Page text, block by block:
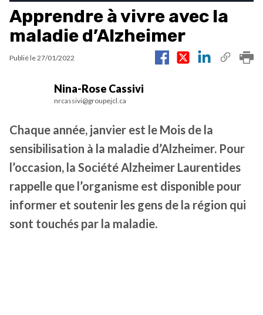
Apprendre à vivre avec la
maladie d’Alzheimer
Publié le27/01/2022
Nina-Rose Cassivi
nrcassivi@groupejcl.ca
Chaque année, janvier est le Mois de la
sensibilisation à la maladie d’Alzheimer. Pour
l’occasion, la Société Alzheimer Laurentides
rappelle que l’organisme est disponible pour
informer et soutenir les gens de la région qui
sont touchés par la maladie.